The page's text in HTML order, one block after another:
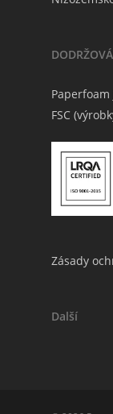
FSC
Zásady
Další